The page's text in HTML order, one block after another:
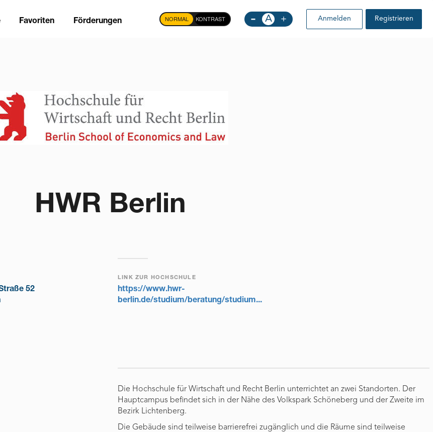
Favoriten Förderungen NORMAL KONTRAST - A + Anmelden Registrieren
HWR Berlin
52
LINK ZUR HOCHSCHULE
https://www.hwr-
berlin.de/studium/beratung/studium...
Die Hochschule für Wirtschaft und Recht Berlin unterrichtet an zwei Standorten. Der
Hauptcampus befindet sich in der Nähe des Volkspark Schöneberg und der Zweite im
Bezirk Lichtenberg.
Die Gebäude sind teilweise barrierefrei zugänglich und die Räume sind teilweise